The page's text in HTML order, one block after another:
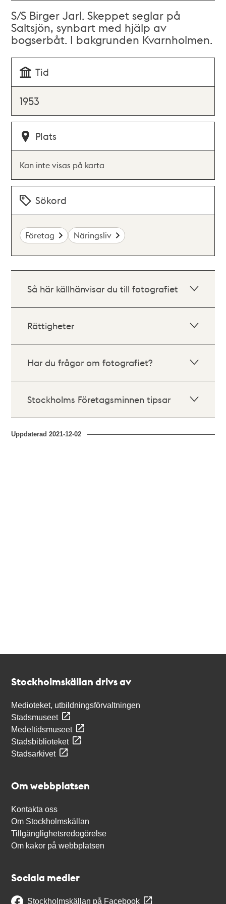
S/S Birger Jarl. Skeppet seglar på
Saltsjön, synbart med hjälp av
bogserbåt. I bakgrunden Kvarnholmen.
Tid
1953
Plats
Kan inte visas på karta
Sökord
Företag Näringsliv
Så här källhänvisar du till fotografiet
Rättigheter
Har du frågor om fotografiet?
Stockholms Företagsminnen tipsar
Uppdaterad2021-12-02
Stockholmskällan drivs av
Medioteket, utbildningsförvaltningen
Stadsmuseet
Medeltidsmuseet
Stadsbiblioteket
Stadsarkivet
Om webbplatsen
Kontakta oss
Om Stockholmskällan
Tillgänglighetsredogörelse
Om kakor på webbplatsen
Sociala medier
Stockholmskällan på Facebook